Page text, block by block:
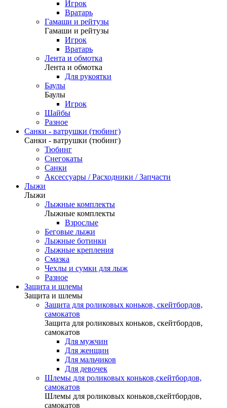
Игрок
Вратарь
Гамаши и рейтузы
Гамаши и рейтузы
Игрок
Вратарь
Лента и обмотка
Лента и обмотка
Для рукоятки
Баулы
Баулы
Игрок
Шайбы
Разное
Санки - ватрушки (тюбинг)
Санки - ватрушки (тюбинг)
Тюбинг
Снегокаты
Санки
Аксессуары / Расходники / Запчасти
Лыжи
Лыжи
Лыжные комплекты
Лыжные комплекты
Взрослые
Беговые лыжи
Лыжные ботинки
Лыжные крепления
Смазка
Чехлы и сумки для лыж
Разное
Защита и шлемы
Защита и шлемы
Защита для роликовых коньков, скейтбордов,
самокатов
Защита для роликовых коньков, скейтбордов,
самокатов
Для мужчин
Для женщин
Для мальчиков
Для девочек
Шлемы для роликовых коньков,скейтбордов,
самокатов
Шлемы для роликовых коньков,скейтбордов,
самокатов